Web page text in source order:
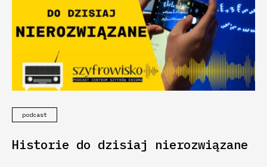
podcast
Historie do dzisiaj nierozwiązane